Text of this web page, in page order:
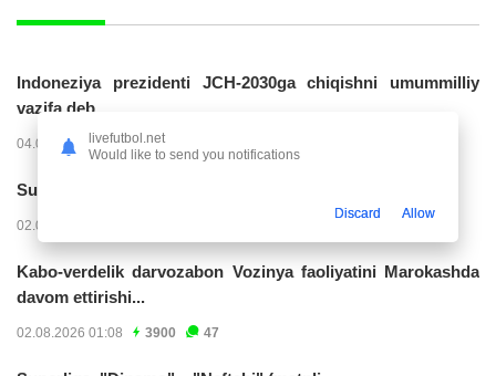
Indoneziya prezidenti JCH-2030ga chiqishni umummilliy
vazifa deb...
04.08.2026 02:11 14220
Superliga. “Buxoro” - “Lokomotiv”...
02.08.2026 03:08
Kabo-verdelik darvozabon Vozinya faoliyatini Marokashda
davom ettirishi...
02.08.2026 01:08 3900 47
livefutbol.net
Would like to send you notifications
Discard Allow